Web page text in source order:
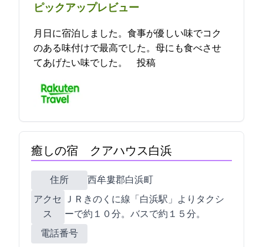
ピックアップレビュー
11月18日に宿泊しました。食事が優しい味でコク
のある味付けで最高でした。母にも食べさせ
てあげたい味でした。 2021-11-21 17:13:56投稿
癒しの宿 クアハウス白浜
住所
西牟婁郡白浜町3102
アクセ
ス
ＪＲきのくに線「白浜駅」よりタクシ
ーで約１０分。バスで約１５分。
電話番号